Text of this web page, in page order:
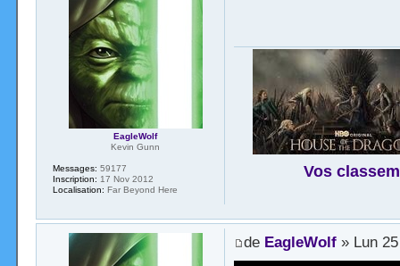
Vos
EagleWolf
Kevin Gunn
Messages: 59177
Inscription: 17 Nov 2012
Localisation: Far Beyond Here
de EagleWolf» Lun 25